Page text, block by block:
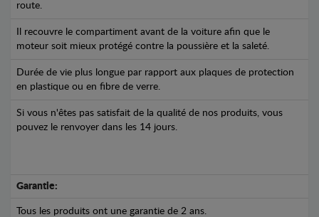
route.
Il recouvre le compartiment avant de la voiture afin que le
moteur soit mieux protégé contre la poussière et la saleté.
Durée de vie plus longue par rapport aux plaques de protection
en plastique ou en fibre de verre.
Si vous n'êtes pas satisfait de la qualité de nos produits, vous
pouvez le renvoyer dans les 14 jours.
Garantie:
Tous les produits ont une garantie de 2 ans.